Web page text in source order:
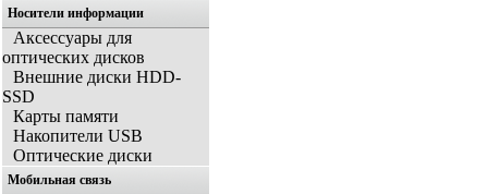
Носители информации
Аксессуары для
оптических дисков
Внешние диски HDD-
SSD
Карты памяти
Накопители USB
Оптические диски
Мобильная связь